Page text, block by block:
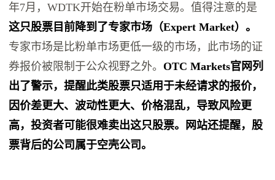
年7月，WDTK开始在粉单市场交易。值得注意的是
这只股票目前降到了专家市场（Expert Market）。
专家市场是比粉单市场更低一级的市场，此市场的证
券报价被限制于公众视野之外。OTC Markets官网列
出了警示，提醒此类股票只适用于未经请求的报价，
因价差更大、波动性更大、价格混乱，导致风险更
高，投资者可能很难卖出这只股票。网站还提醒，股
票背后的公司属于空壳公司。